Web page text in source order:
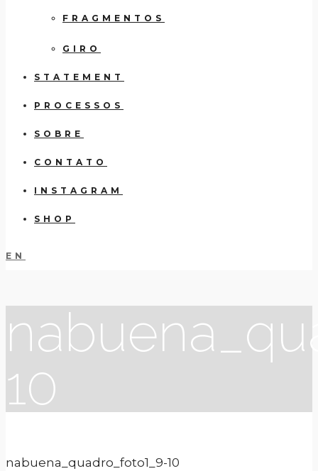
FRAGMENTOS
GIRO
STATEMENT
PROCESSOS
SOBRE
CONTATO
INSTAGRAM
SHOP
EN
10
nabuena_quadro_foto1_9-10